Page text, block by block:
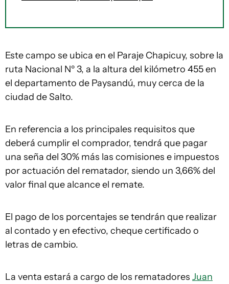
Este campo se ubica en el Paraje Chapicuy, sobre la
ruta Nacional Nº 3, a la altura del kilómetro 455 en
el departamento de Paysandú, muy cerca de la
ciudad de Salto.
En referencia a los principales requisitos que
deberá cumplir el comprador, tendrá que pagar
una seña del 30% más las comisiones e impuestos
por actuación del rematador, siendo un 3,66% del
valor final que alcance el remate.
El pago de los porcentajes se tendrán que realizar
al contado y en efectivo, cheque certificado o
letras de cambio.
La venta estará a cargo de los rematadores Juan